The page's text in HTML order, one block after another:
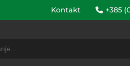
Kontakt +385